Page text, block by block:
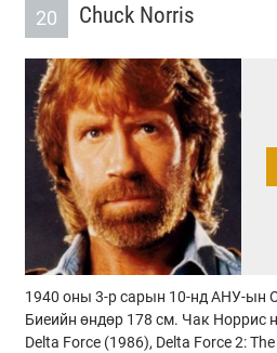
20 Chuck Norris
1940 оны 3-р сарын 10-нд АНУ-ын
Биеийн өндөр 178 см. Чак Норрис
Delta Force (1986), Delta Force 2: